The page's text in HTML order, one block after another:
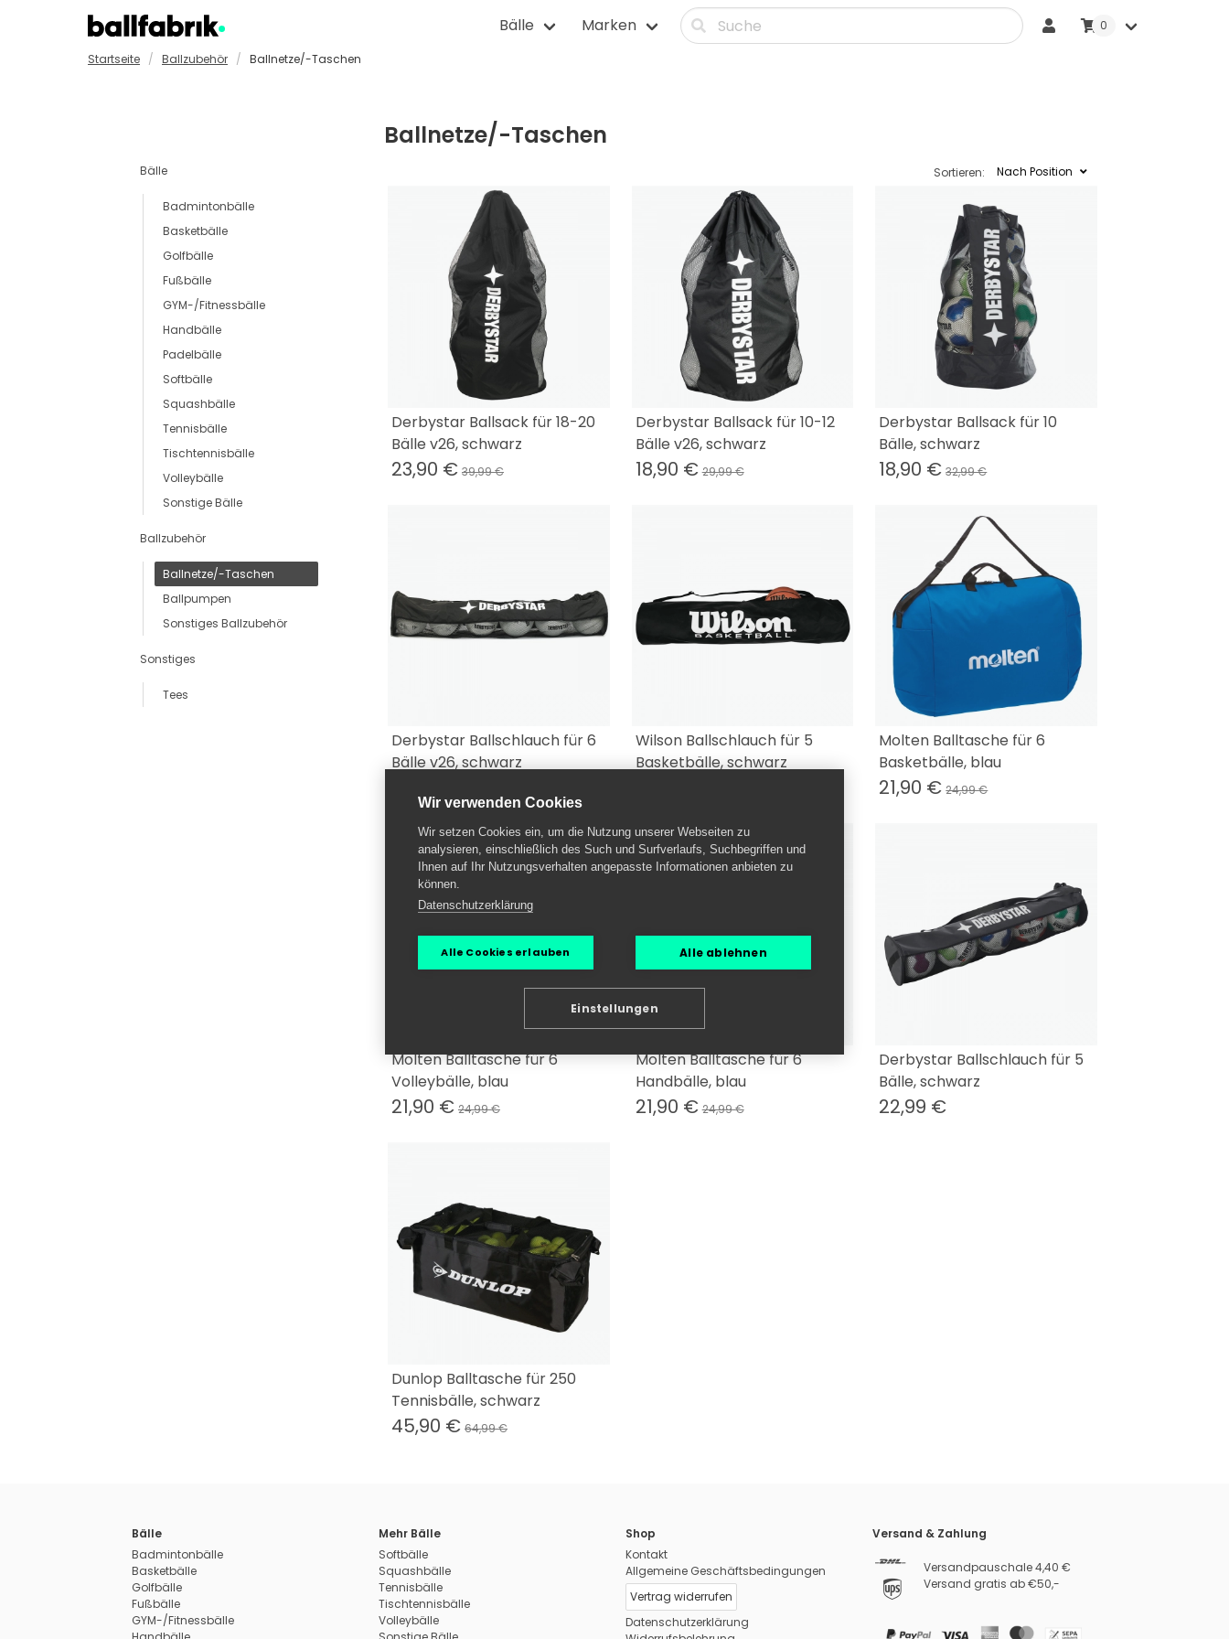
Wir verwenden Cookies
Wir setzen Cookies ein, um die Nutzung unserer Webseiten zu
analysieren, einschließlich des Such und Surfverlaufs, Suchbegriffen und
Ihnen auf Ihr Nutzungsverhalten angepasste Informationen anbieten zu
können.
Datenschutzerklärung
Alle Cookies erlauben Alle ablehnen
Einstellungen
Bälle
Badmintonbälle
Padelbälle
Marken 0
Startseite Ballzubehör Ballnetze/-Taschen
Ballnetze/-Taschen
Bälle
Badmintonbälle
Basketbälle
Golfbälle
Fußbälle
GYM-/Fitnessbälle
Handbälle
Padelbälle
Softbälle
Squashbälle
Tennisbälle
Tischtennisbälle
Volleybälle
Sonstige Bälle
Ballzubehör
Ballnetze/-Taschen
Ballpumpen
Sonstiges Ballzubehör
Sonstiges
Tees
Sortieren: Nach Position
Derbystar Ballsack für 18-20
Bälle v26, schwarz
23,90 € 39,99 €
Derbystar Ballsack für 10-12
Bälle v26, schwarz
18,90 € 29,99 €
Derbystar Ballsack für 10
Bälle, schwarz
18,90 € 32,99 €
Derbystar Ballschlauch für 6
Bälle v26, schwarz
Wilson Ballschlauch für 5
Basketbälle, schwarz
Molten Balltasche für 6
Basketbälle, blau
21,90 € 24,99 €
Molten Balltasche für 6
Volleybälle, blau
21,90 € 24,99 €
Molten Balltasche für 6
Handbälle, blau
21,90 € 24,99 €
Derbystar Ballschlauch für 5
Bälle, schwarz
22,99 €
Dunlop Balltasche für 250
Tennisbälle, schwarz
45,90 € 64,99 €
Bälle
Badmintonbälle
Basketbälle
Golfbälle
Fußbälle
GYM-/Fitnessbälle
Mehr Bälle
Softbälle
Squashbälle
Tennisbälle
Tischtennisbälle
Volleybälle
Shop
Kontakt
Allgemeine Geschäftsbedingungen
Vertrag widerrufen
Datenschutzerklärung
Versand & Zahlung
Versandpauschale 4,40 €
Versand gratis ab €50,-